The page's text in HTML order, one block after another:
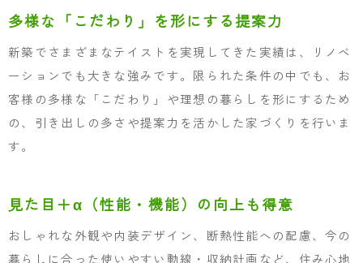
多様な「こだわり」を形にする提案力
新築でさまざまなテイストを実現してきた実績は、リノベ
ーションでも大きな強みです。限られた条件の中でも、お
客様の多様な「こだわり」や理想の暮らしを形にするため
の、引き出しの多さや提案力を活かした家づくりを行いま
す。
見た目＋α（性能・機能）の向上も得意
おしゃれな外観や内装デザイン、断熱性能への配慮、今の
暮らしに合った使いやすい動線・収納計画など、住み心地